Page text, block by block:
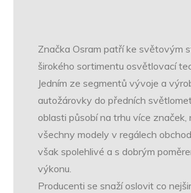
Značka Osram patří ke světovým
širokého sortimentu osvětlovací
Jedním ze segmentů vývoje a
autožárovky do předních
oblasti působí na trhu více značek,
všechny modely v regálech
však spolehlivé a s dobrým
výkonu.
Producenti se snaží oslovit co